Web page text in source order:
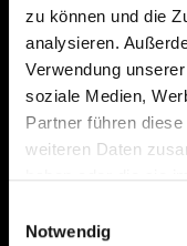
zu können und die
analysieren.
Verwendung
soziale Medien,
Partner führen
weiteren Daten
Notwendig
Das erste Depot
0€
knapp 2000